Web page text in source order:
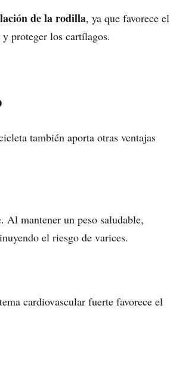
de la rodilla, ya que favorece el
proteger los cartílagos.
también aporta otras ventajas
mantener un peso saludable,
el riesgo de varices.
cardiovascular fuerte favorece el